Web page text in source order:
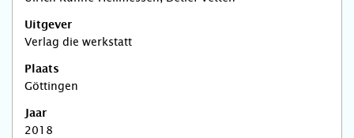
Uitgever
Verlag die werkstatt
Plaats
Göttingen
Jaar
2018